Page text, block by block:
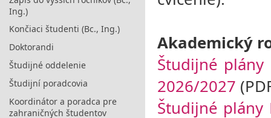
Akademický
Študijné plány
2026/2027
Študijné plány
Ing.)
Končiaci študenti (Bc., Ing.)
Doktorandi
Študijné oddelenie
Študijní poradcovia
Koordinátor a poradca pre
zahraničných študentov